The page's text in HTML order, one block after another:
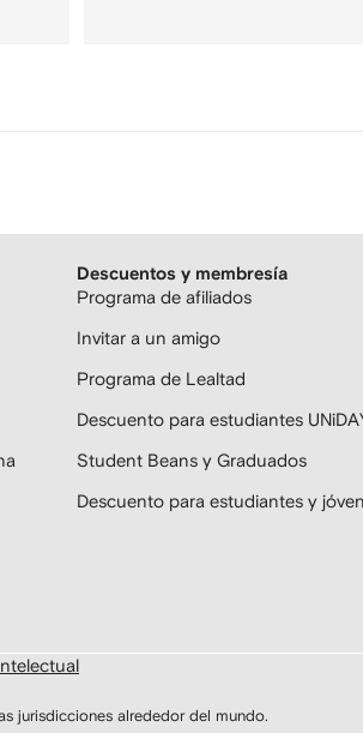
Descuentos y membresía
Programa de afiliados
Invitar a un amigo
Programa de Lealtad
Descuento para estudiantes
Student Beans y Graduados
Descuento para estudiantes y
jurisdicciones alrededor del mundo.